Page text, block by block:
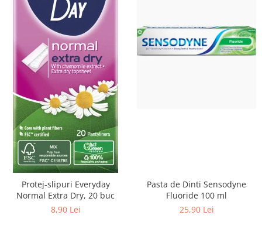
Protej-slipuri Everyday
Normal Extra Dry, 20 buc
8,90 Lei
Pasta de Dinti Sensodyne
Fluoride 100 ml
25,90 Lei